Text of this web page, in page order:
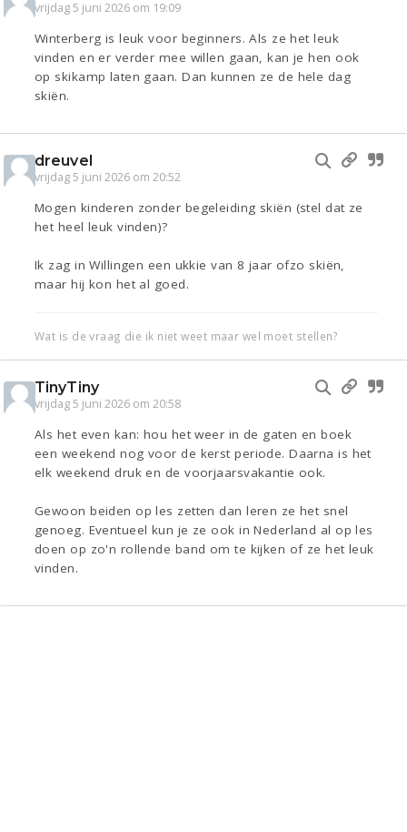
vrijdag 5 juni 2026 om 19:09
Winterberg is leuk voor beginners. Als ze het leuk
vinden en er verder mee willen gaan, kan je hen ook
op skikamp laten gaan. Dan kunnen ze de hele dag
skiën.
dreuvel
vrijdag 5 juni 2026 om 20:52
Mogen kinderen zonder begeleiding skiën (stel dat ze
het heel leuk vinden)?
Ik zag in Willingen een ukkie van 8 jaar ofzo skiën,
maar hij kon het al goed.
Wat is de vraag die ik niet weet maar wel moet stellen?
TinyTiny
vrijdag 5 juni 2026 om 20:58
Als het even kan: hou het weer in de gaten en boek
een weekend nog voor de kerst periode. Daarna is het
elk weekend druk en de voorjaarsvakantie ook.
Gewoon beiden op les zetten dan leren ze het snel
genoeg. Eventueel kun je ze ook in Nederland al op les
doen op zo'n rollende band om te kijken of ze het leuk
vinden.